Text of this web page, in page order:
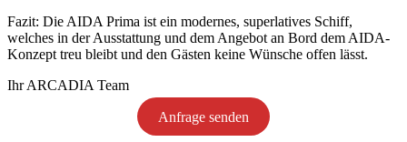
Fazit: Die AIDA Prima ist ein modernes, superlatives Schiff,
welches in der Ausstattung und dem Angebot an Bord dem AIDA-
Konzept treu bleibt und den Gästen keine Wünsche offen lässt.
Ihr ARCADIA Team
Anfrage senden